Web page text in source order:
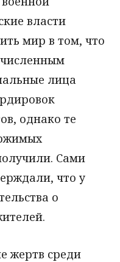
власти
мир в том, что
лица
однако те
Сами
что у
о
жертв среди